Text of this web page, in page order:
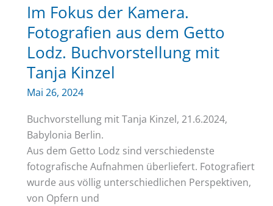
Im Fokus der Kamera.
Fotografien aus dem Getto
Lodz. Buchvorstellung mit
Tanja Kinzel
Mai 26, 2024
Buchvorstellung mit Tanja Kinzel, 21.6.2024,
Babylonia Berlin.
Aus dem Getto Lodz sind verschiedenste
fotografische Aufnahmen überliefert. Fotografiert
wurde aus völlig unterschiedlichen Perspektiven,
von Opfern und